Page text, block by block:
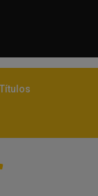
Títulos